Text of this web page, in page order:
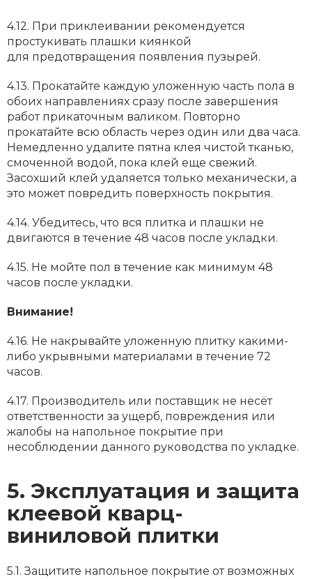
4.12. При приклеивании рекомендуется
простукивать плашки киянкой
для предотвращения появления пузырей.
4.13. Прокатайте каждую уложенную часть пола в
обоих направлениях сразу после завершения
работ прикаточным валиком. Повторно
прокатайте всю область через один или два часа.
Немедленно удалите пятна клея чистой тканью,
смоченной водой, пока клей еще свежий.
Засохший клей удаляется только механически, а
это может повредить поверхность покрытия.
4.14. Убедитесь, что вся плитка и плашки не
двигаются в течение 48 часов после укладки.
4.15. Не мойте пол в течение как минимум 48
часов после укладки.
Внимание!
4.16. Не накрывайте уложенную плитку какими-
либо укрывными материалами в течение 72
часов.
4.17. Производитель или поставщик не несёт
ответственности за ущерб, повреждения или
жалобы на напольное покрытие при
несоблюдении данного руководства по укладке.
5. Эксплуатация и защита
клеевой кварц-
виниловой плитки
5.1. Защитите напольное покрытие от возможных